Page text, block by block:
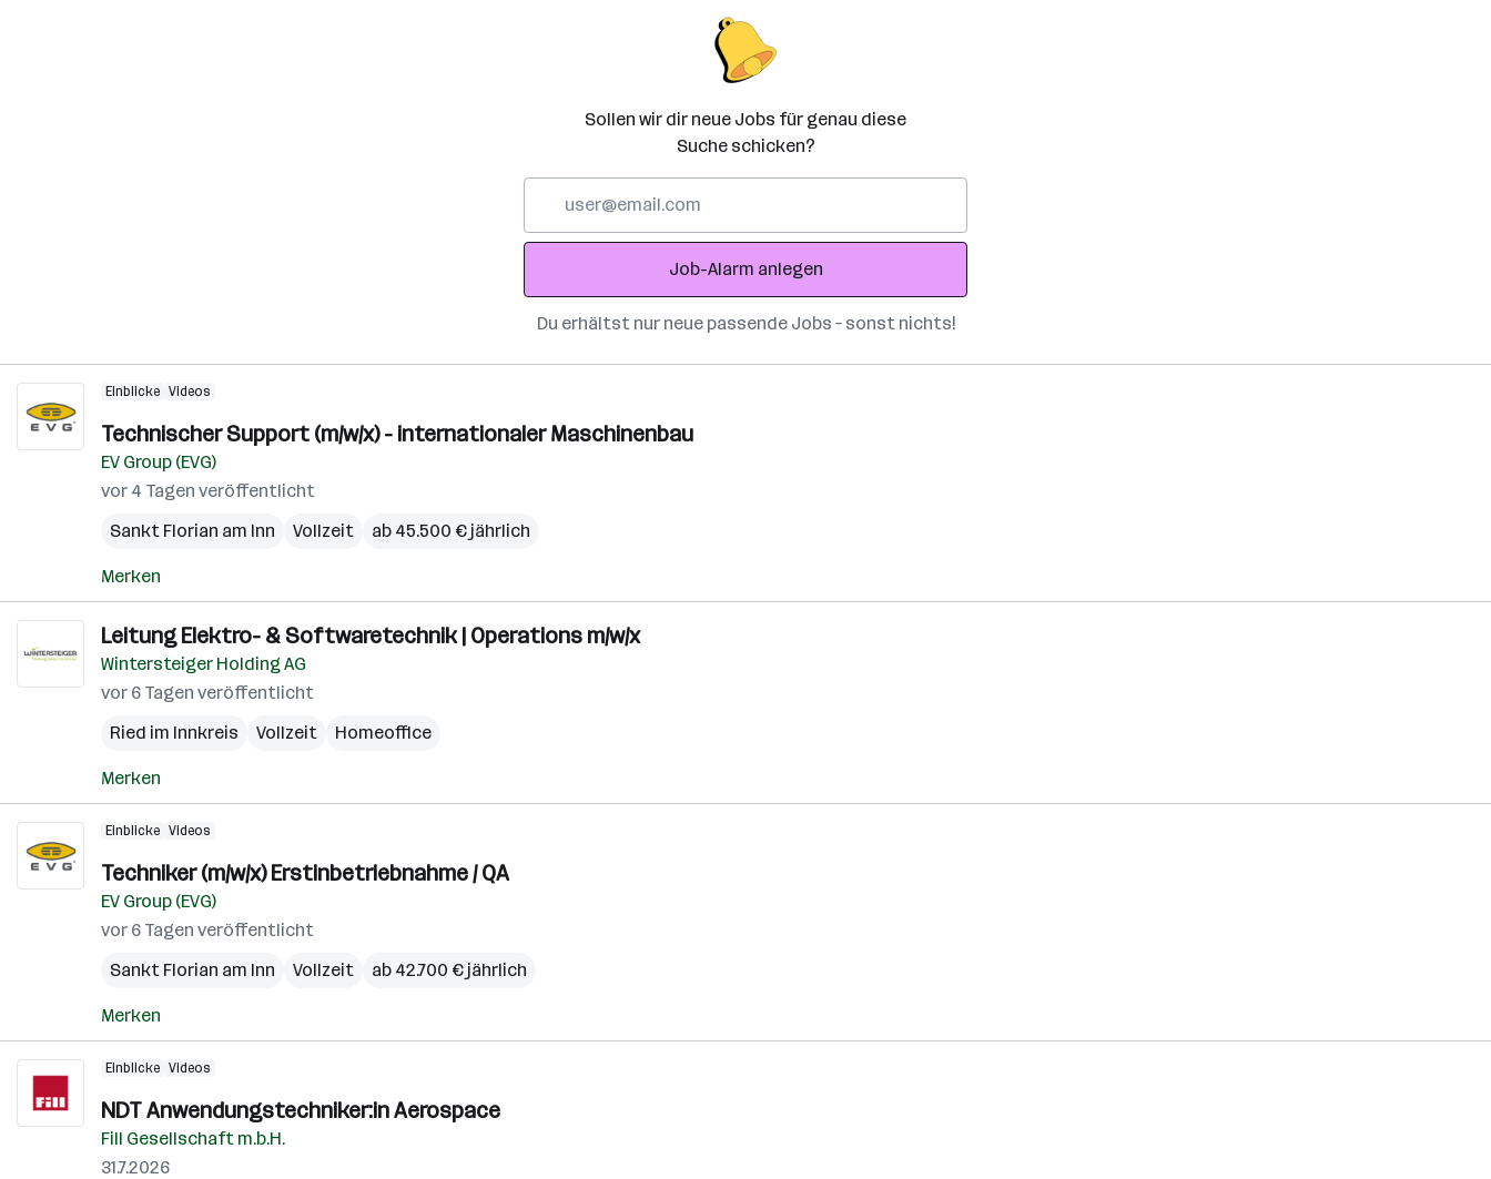
Sollen wir dir neue Jobs für genau diese
Suche schicken?
Adresse
Job-Alarm anlegen
Du erhältst nur neue passende Jobs – sonst nichts!
Einblicke Videos
Technischer Support (m/w/x) - internationaler Maschinenbau
EV Group (EVG)
vor 4 Tagen veröffentlicht
Sankt Florian am Inn
Vollzeit ab 45.500 € jährlich
Merken
Leitung Elektro- & Softwaretechnik | Operations m/w/x
Wintersteiger Holding AG
vor 6 Tagen veröffentlicht
Ried im Innkreis
Vollzeit Homeoffice
Merken
Einblicke Videos
Techniker (m/w/x) Erstinbetriebnahme / QA
EV Group (EVG)
vor 6 Tagen veröffentlicht
Sankt Florian am Inn
Vollzeit ab 42.700 € jährlich
Merken
Einblicke Videos
NDT Anwendungstechniker:in Aerospace
Fill Gesellschaft m.b.H.
31.7.2026